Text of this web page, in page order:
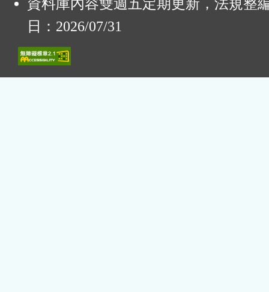
資料庫內容雙週五定期更新，法規整
日：2026/07/31